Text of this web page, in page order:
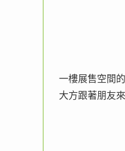
一樓展售空間
大方跟著朋友